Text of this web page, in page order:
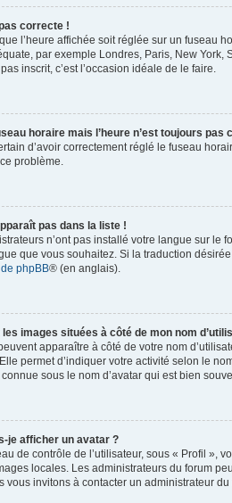
pas correcte !
que l’heure affichée soit réglée sur un
par exemple Londres, Paris, New York,
inscrit, c’est l’occasion idéale de le faire.
horaire mais l’heure n’est toujours pas
d’avoir correctement réglé le fuseau
problème.
pas dans la liste !
n’ont pas installé votre langue sur le
que vous souhaitez. Si la traduction
phpBB® (en anglais).
images situées à côté de mon nom
apparaître à côté de votre nom
permet d’indiquer votre activité selon le
sous le nom d’avatar qui est bien
je afficher un avatar ?
de contrôle de l’utilisateur, sous « Profil »,
locales. Les administrateurs du forum
vous invitons à contacter un administrateur du